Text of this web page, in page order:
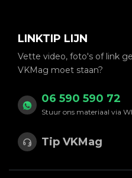
LINKTIP LIJN
Vette video, foto's of link
VKMag moet staan?
06 590 590 72
Stuur ons materiaal via
Tip VKMag